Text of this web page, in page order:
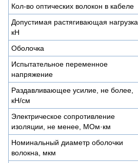
Кол-во оптических волокон в кабеле
Допустимая растягивающая нагрузка,
кН
Оболочка
Испытательное переменное
напряжение
Раздавливающее усилие, не более,
кН/см
Электрическое сопротивление
изоляции, не менее, МОм·км
Номинальный диаметр оболочки
волокна, мкм